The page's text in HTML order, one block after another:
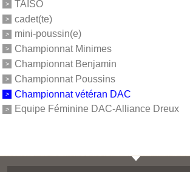
TAÏSO
cadet(te)
mini-poussin(e)
Championnat Minimes
Championnat Benjamin
Championnat Poussins
Championnat vétéran DAC
Equipe Féminine DAC-Alliance Dreux